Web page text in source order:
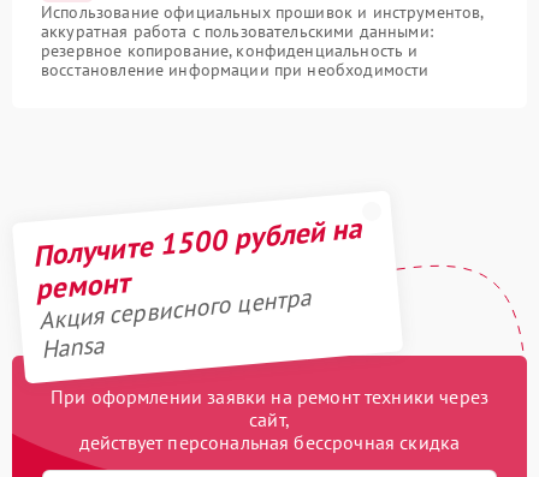
Использование официальных прошивок и инструментов,
аккуратная работа с пользовательскими данными:
резервное копирование, конфиденциальность и
восстановление информации при необходимости
Получите 1500 рублей на
ремонт
Акция сервисного центра
Hansa
При оформлении заявки на ремонт техники через
сайт,
действует персональная бессрочная скидка